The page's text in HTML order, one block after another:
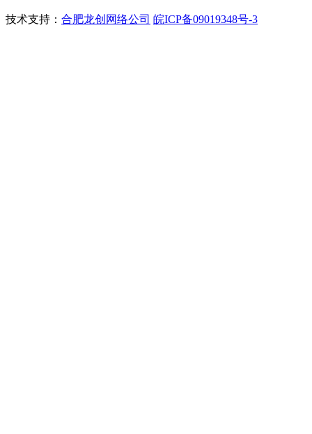
技术支持： 合肥龙创网络公司 皖ICP备09019348号-3